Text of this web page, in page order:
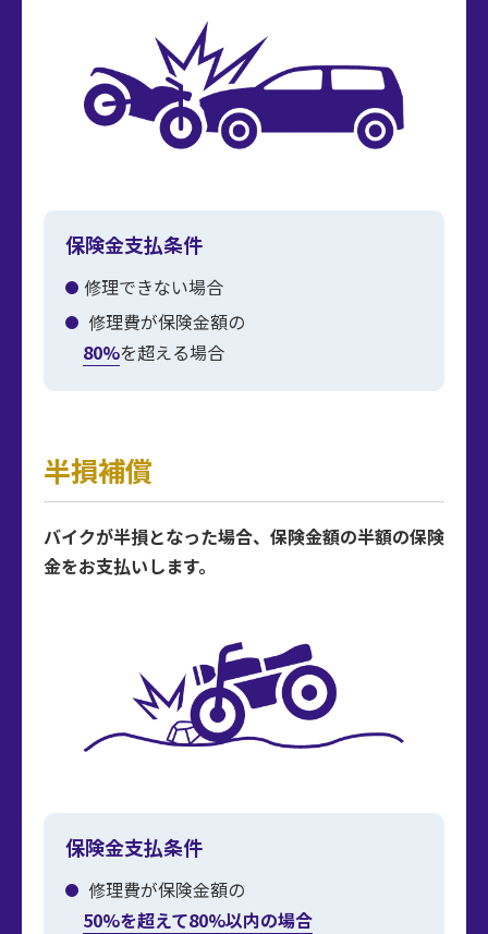
保険金支払条件
修理できない場合
修理費が保険金額の
80%を超える場合
半損補償
バイクが半損となった場合、保険金額の半額の保険
金をお支払いします。
保険金支払条件
修理費が保険金額の
50%を超えて80%以内の場合